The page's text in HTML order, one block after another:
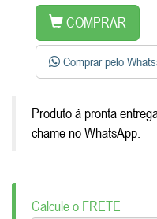
COMPRAR
Comprar pelo
Produto á pronta
chame no WhatsApp.
Calcule o FRETE